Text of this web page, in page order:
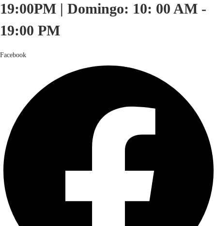
19:00PM | Domingo: 10: 00 AM -
19:00 PM
Facebook